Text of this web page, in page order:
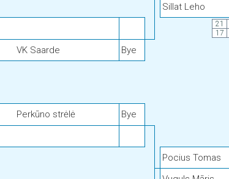
Sillat Leho
21
17
VK Saarde
Bye
Perkūno strėlė Bye
Pocius Tomas